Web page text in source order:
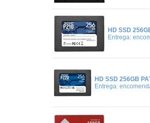
HD SSD
Entrega:
HD SSD 256GB
Entrega: